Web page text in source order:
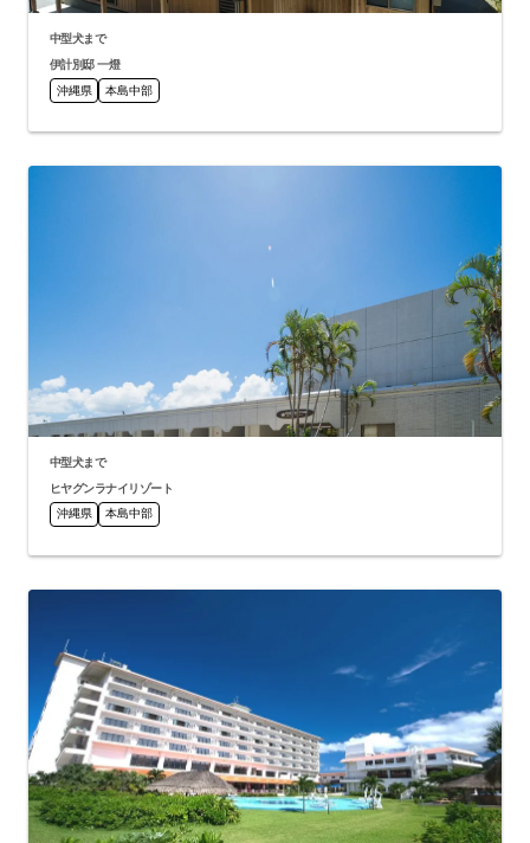
中型犬まで
伊計別邸 一燈
沖縄県
本島中部
中型犬まで
ヒヤグンラナイリゾート
沖縄県
本島中部